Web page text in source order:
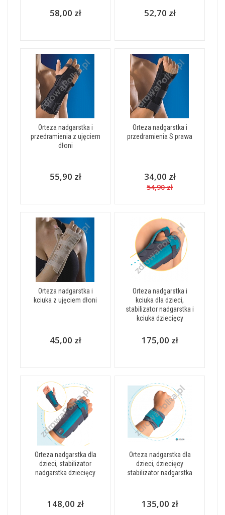
58,00 zł 52,70 zł
Orteza nadgarstka i
przedramienia z ujęciem
dłoni
55,90 zł
Orteza nadgarstka i
przedramienia S prawa
34,00 zł
54,90 zł
Orteza nadgarstka i
kciuka z ujęciem dłoni
45,00 zł
Orteza nadgarstka i
kciuka dla dzieci,
stabilizator nadgarstka i
kciuka dziecięcy
175,00 zł
Orteza nadgarstka dla
dzieci, stabilizator
nadgarstka dziecięcy
148,00 zł
Orteza nadgarstka dla
dzieci, dziecięcy
stabilizator nadgarstka
135,00 zł